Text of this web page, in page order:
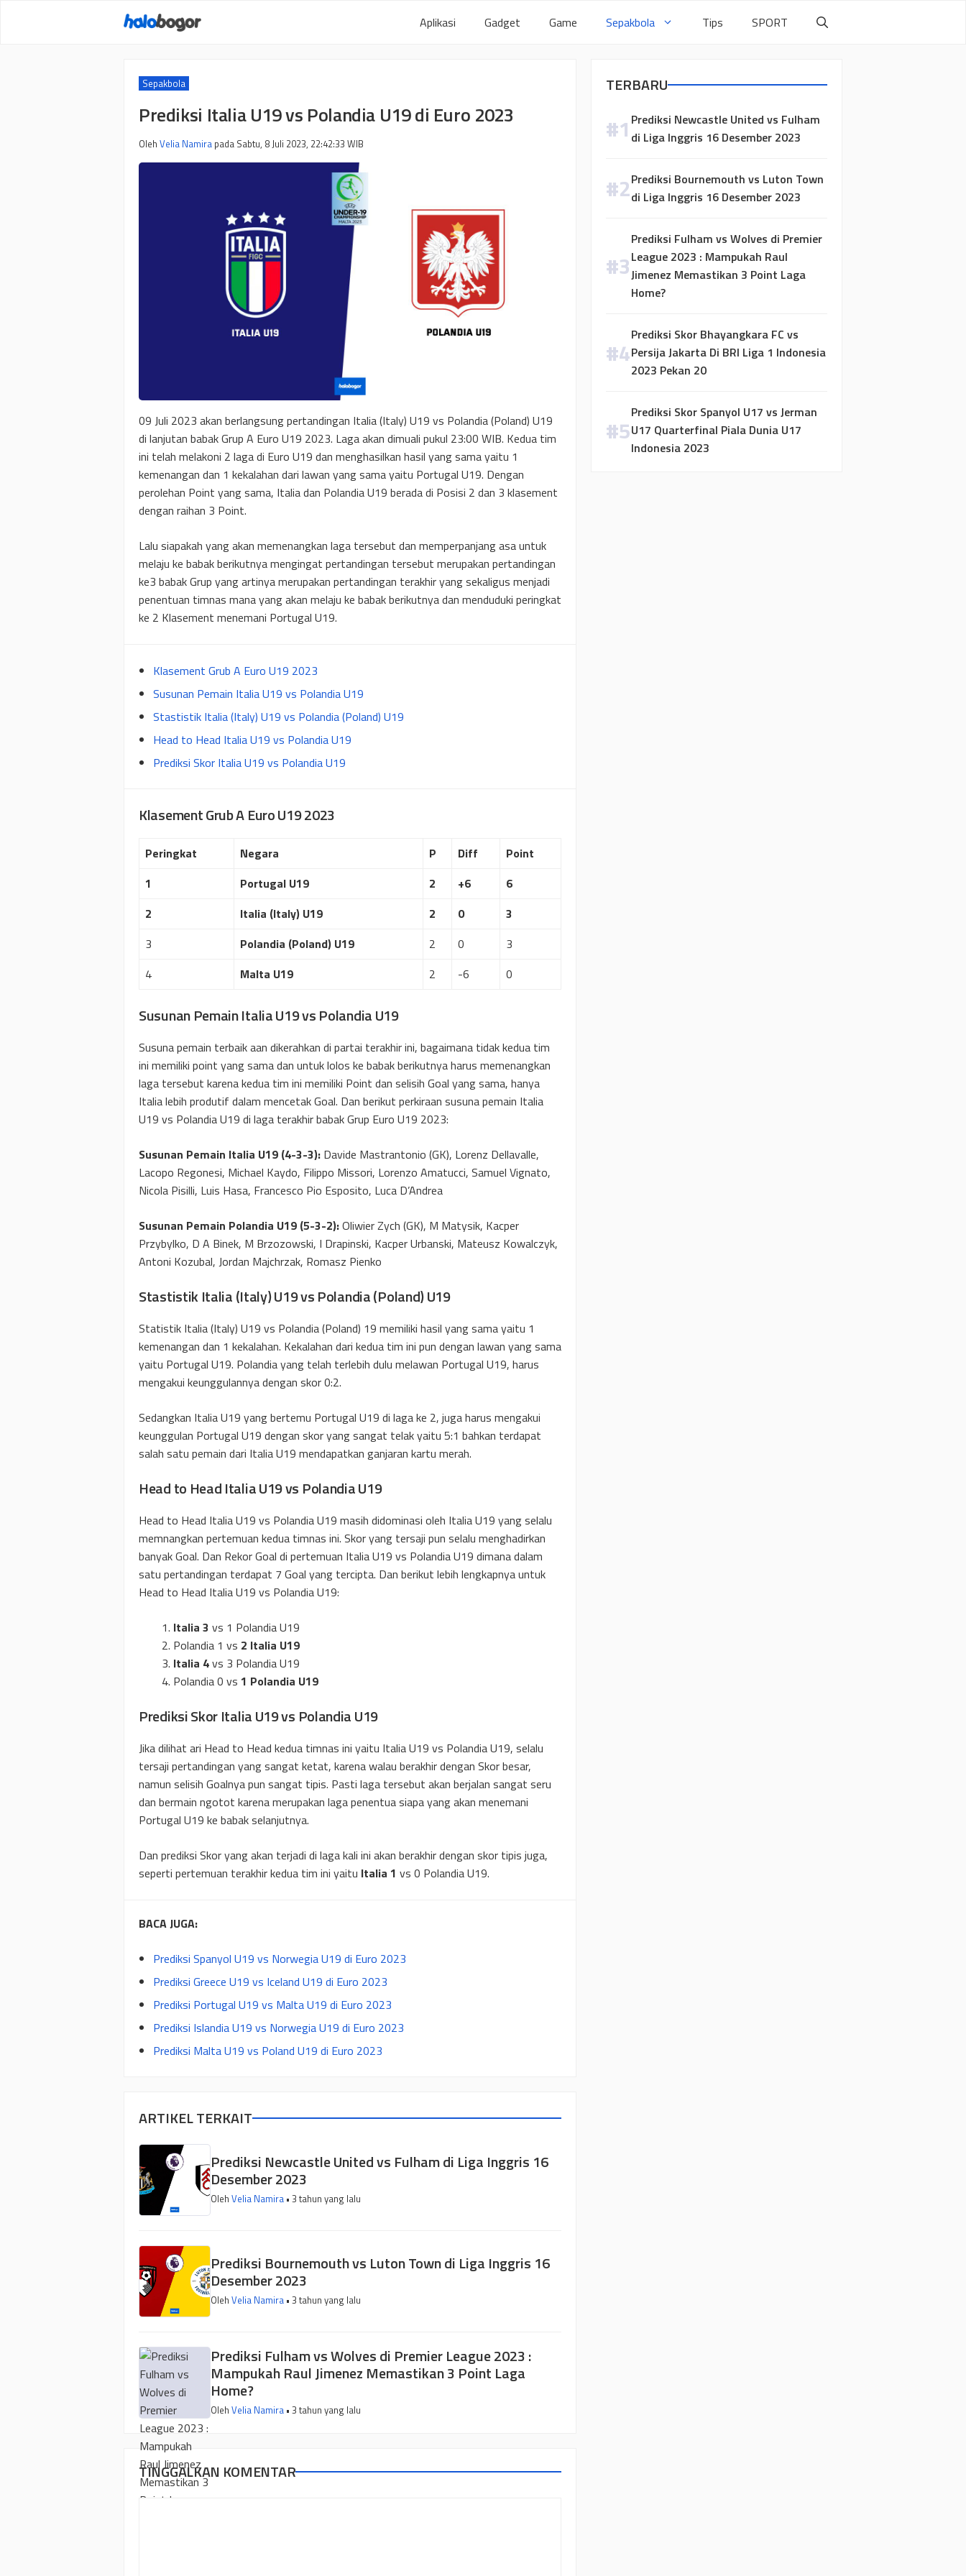
Aplikasi Gadget Game Sepakbola Tips SPORT
Sepakbola
Prediksi Italia U19 vs Polandia U19 di Euro 2023
Oleh Velia Namira pada Sabtu, 8 Juli 2023, 22:42:33 WIB
09 Juli 2023 akan berlangsung pertandingan Italia (Italy) U19 vs Polandia (Poland) U19
di lanjutan babak Grup A Euro U19 2023. Laga akan dimuali pukul 23:00 WIB. Kedua tim
ini telah melakoni 2 laga di Euro U19 dan menghasilkan hasil yang sama yaitu 1
kemenangan dan 1 kekalahan dari lawan yang sama yaitu Portugal U19. Dengan
perolehan Point yang sama, Italia dan Polandia U19 berada di Posisi 2 dan 3 klasement
dengan raihan 3 Point.
Lalu siapakah yang akan memenangkan laga tersebut dan memperpanjang asa untuk
melaju ke babak berikutnya mengingat pertandingan tersebut merupakan pertandingan
ke3 babak Grup yang artinya merupakan pertandingan terakhir yang sekaligus menjadi
penentuan timnas mana yang akan melaju ke babak berikutnya dan menduduki peringkat
ke 2 Klasement menemani Portugal U19.
Klasement Grub A Euro U19 2023
Susunan Pemain Italia U19 vs Polandia U19
Stastistik Italia (Italy) U19 vs Polandia (Poland) U19
Head to Head Italia U19 vs Polandia U19
Prediksi Skor Italia U19 vs Polandia U19
Klasement Grub A Euro U19 2023
Peringkat Negara P Diff
Point
1
Portugal U19 2 +6
6
2
Italia (Italy) U19 2 0
3
3
Polandia (Poland) U19 2 0
3
4
Malta U19 2 -6 0
Susunan Pemain Italia U19 vs Polandia U19
Susuna pemain terbaik aan dikerahkan di partai terakhir ini, bagaimana tidak kedua tim
ini memiliki point yang sama dan untuk lolos ke babak berikutnya harus memenangkan
laga tersebut karena kedua tim ini memiliki Point dan selisih Goal yang sama, hanya
Italia lebih produtif dalam mencetak Goal. Dan berikut perkiraan susuna pemain Italia
U19 vs Polandia U19 di laga terakhir babak Grup Euro U19 2023:
Susunan Pemain Italia U19 (4-3-3): Davide Mastrantonio (GK), Lorenz Dellavalle,
Lacopo Regonesi, Michael Kaydo, Filippo Missori, Lorenzo Amatucci, Samuel Vignato,
Nicola Pisilli, Luis Hasa, Francesco Pio Esposito, Luca D’Andrea
Susunan Pemain Polandia U19 (5-3-2):Oliwier Zych (GK), M Matysik, Kacper
Przybylko, D A Binek, M Brzozowski, I Drapinski, Kacper Urbanski, Mateusz Kowalczyk,
Antoni Kozubal, Jordan Majchrzak, Romasz Pienko
Stastistik Italia (Italy) U19 vs Polandia (Poland) U19
Statistik Italia (Italy) U19 vs Polandia (Poland) 19 memiliki hasil yang sama yaitu 1
kemenangan dan 1 kekalahan. Kekalahan dari kedua tim ini pun dengan lawan yang sama
yaitu Portugal U19. Polandia yang telah terlebih dulu melawan Portugal U19, harus
mengakui keunggulannya dengan skor 0:2.
Sedangkan Italia U19 yang bertemu Portugal U19 di laga ke 2, juga harus mengakui
keunggulan Portugal U19 dengan skor yang sangat telak yaitu 5:1 bahkan terdapat
salah satu pemain dari Italia U19 mendapatkan ganjaran kartu merah.
Head to Head Italia U19 vs Polandia U19
Head to Head Italia U19 vs Polandia U19 masih didominasi oleh Italia U19 yang selalu
memnangkan pertemuan kedua timnas ini. Skor yang tersaji pun selalu menghadirkan
banyak Goal. Dan Rekor Goal di pertemuan Italia U19 vs Polandia U19 dimana dalam
satu pertandingan terdapat 7 Goal yang tercipta. Dan berikut lebih lengkapnya untuk
Head to Head Italia U19 vs Polandia U19:
Italia 3 vs 1 Polandia U19
Polandia 1 vs 2 Italia U19
Italia 4vs 3 Polandia U19
Polandia 0 vs 1 Polandia U19
Prediksi Skor Italia U19 vs Polandia U19
Jika dilihat ari Head to Head kedua timnas ini yaitu Italia U19 vs Polandia U19, selalu
tersaji pertandingan yang sangat ketat, karena walau berakhir dengan Skor besar,
namun selisih Goalnya pun sangat tipis. Pasti laga tersebut akan berjalan sangat seru
dan bermain ngotot karena merupakan laga penentua siapa yang akan menemani
Portugal U19 ke babak selanjutnya.
Dan prediksi Skor yang akan terjadi di laga kali ini akan berakhir dengan skor tipis juga,
seperti pertemuan terakhir kedua tim ini yaitu Italia 1 vs 0 Polandia U19.
BACA JUGA:
Prediksi Spanyol U19 vs Norwegia U19 di Euro 2023
Prediksi Greece U19 vs Iceland U19 di Euro 2023
Prediksi Portugal U19 vs Malta U19 di Euro 2023
Prediksi Islandia U19 vs Norwegia U19 di Euro 2023
Prediksi Malta U19 vs Poland U19 di Euro 2023
ARTIKEL TERKAIT
Prediksi Newcastle United vs Fulham di Liga Inggris 16
Desember 2023
Oleh Velia Namira • 3 tahun yang lalu
Prediksi Bournemouth vs Luton Town di Liga Inggris 16
Desember 2023
Oleh Velia Namira • 3 tahun yang lalu
Prediksi Fulham vs Wolves di Premier League 2023 :
Mampukah Raul Jimenez Memastikan 3 Point Laga
Home?
Oleh Velia Namira • 3 tahun yang lalu
TINGGALKAN KOMENTAR
TERBARU
Prediksi Newcastle United vs Fulham
di Liga Inggris 16 Desember 2023
Prediksi Bournemouth vs Luton Town
di Liga Inggris 16 Desember 2023
Prediksi Fulham vs Wolves di Premier
League 2023 : Mampukah Raul
Jimenez Memastikan 3 Point Laga
Home?
Prediksi Skor Bhayangkara FC vs
Persija Jakarta Di BRI Liga 1 Indonesia
2023 Pekan 20
Prediksi Skor Spanyol U17 vs Jerman
U17 Quarterfinal Piala Dunia U17
Indonesia 2023